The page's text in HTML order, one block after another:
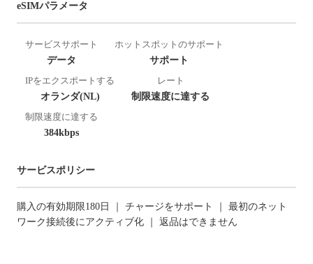
eSIMパラメータ
サービスサポート
データ
ホットスポットのサポート
サポート
IPをエクスポートする
オランダ(NL)
レート
制限速度に達する
制限速度に達する
384kbps
サービスポリシー
購入の有効期限180日 ｜ チャージをサポート ｜ 最初のネット
ワーク接続後にアクティブ化 ｜ 返品はできません